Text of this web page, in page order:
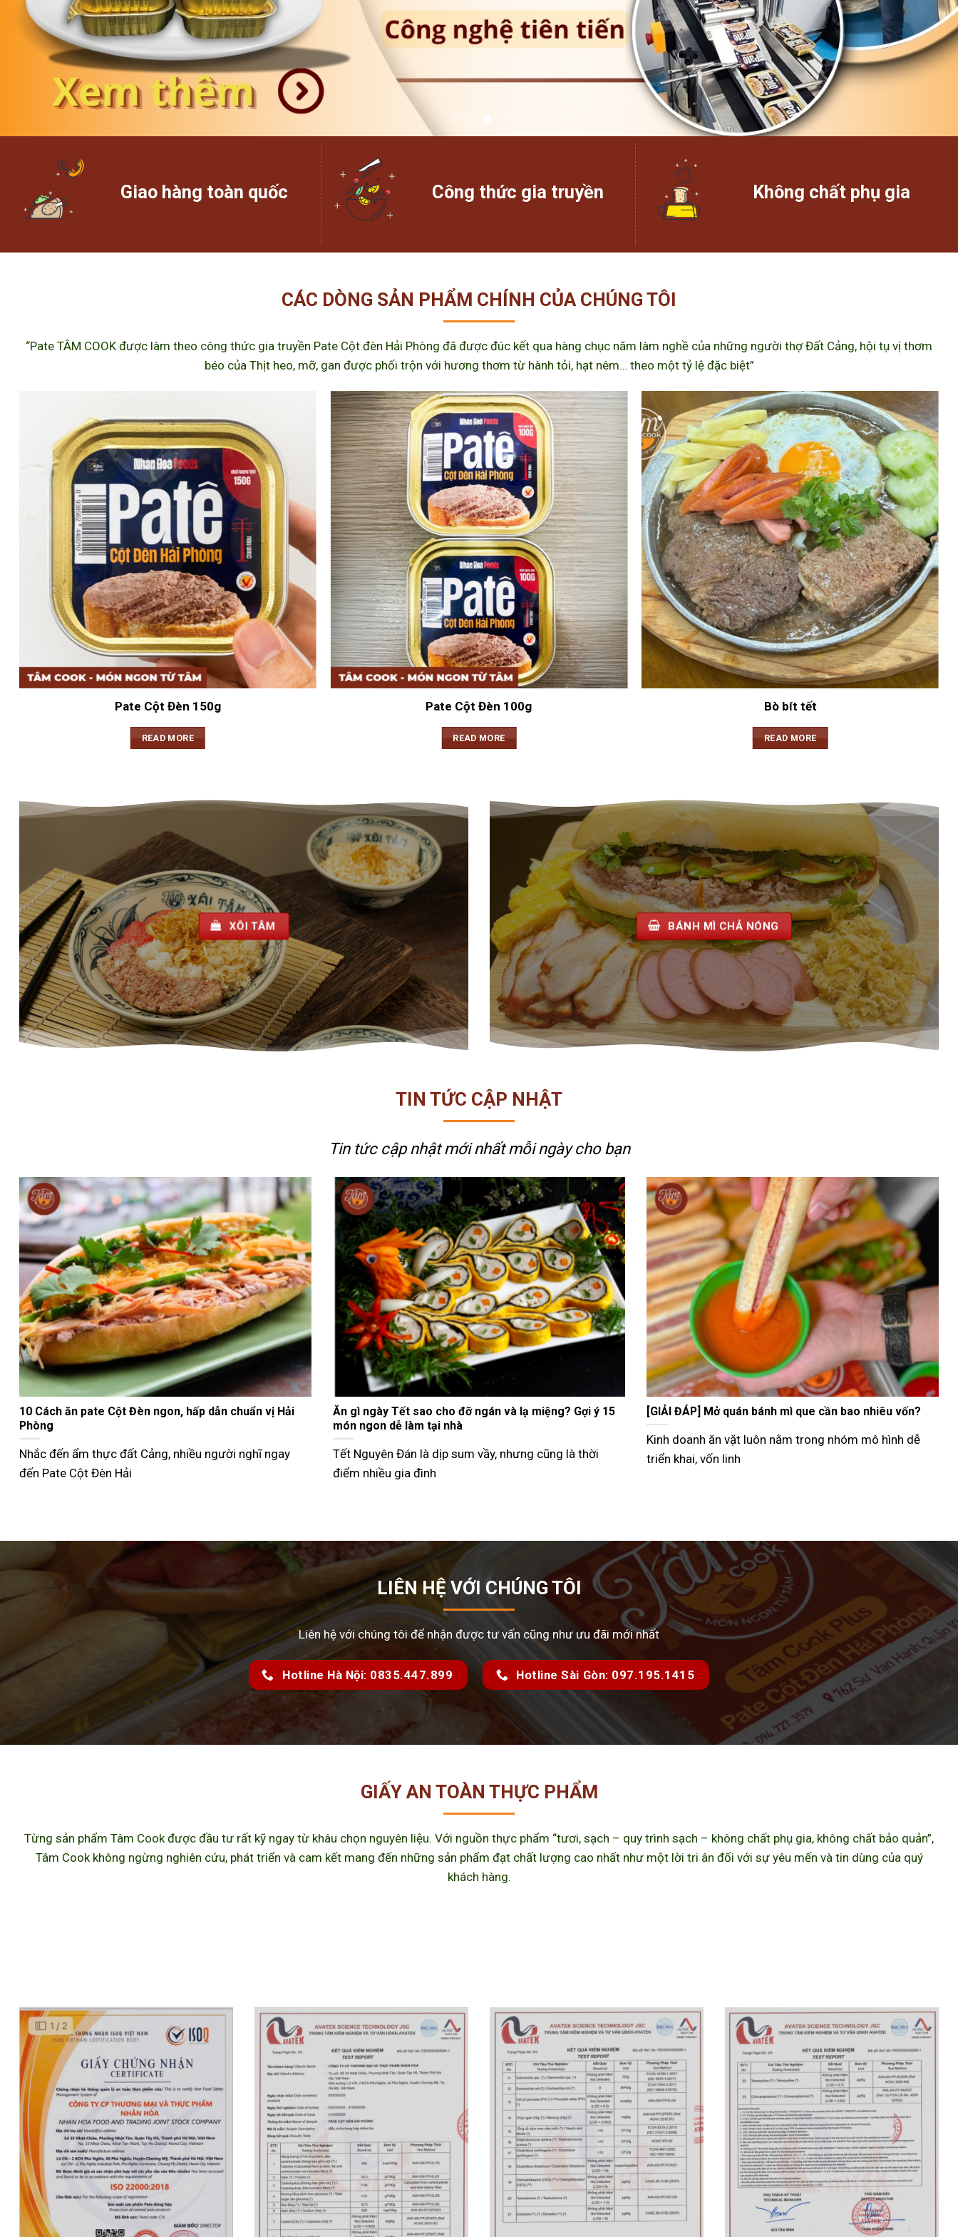
Giao hàng toàn quốc Công thức gia truyền Không chất phụ gia
CÁC DÒNG SẢN PHẨM CHÍNH CỦA CHÚNG TÔI
“Pate TÂM COOK được làm theo công thức gia truyền Pate Cột đèn Hải Phòng đã được đúc kết qua hàng chục năm làm nghề của những người thợ Đất Cảng, hội tụ vị thơm
béo của Thịt heo, mỡ, gan được phối trộn với hương thơm từ hành tỏi, hạt nêm… theo một tỷ lệ đặc biệt”
Pate Cột Đèn 150g
READ MORE
Pate Cột Đèn 100g
READ MORE
Bò bít tết
READ MORE
XÔI TÂM BÁNH MÌ CHẢ NÓNG
TIN TỨC CẬP NHẬT
Tin tức cập nhật mới nhấtmỗi ngày cho bạn
Nướng bánh mì que bằng nồi chiên không dầu giòn
ngon như ngoài tiệm
Không phải ai cũng biết cách nướng bánh mì que bằng
nồi chiên không dầu
Gợi ý các món đãi khách ngày Tết đầy đủ 3 miền
Tết Nguyên Đán không chỉ là dịp đoàn viên mà còn là
thời điểm các
Tư vấn bán bánh mì que vỉa hè từ A–Z hiệu quả nhất
Hiện nay, nhiều người lựa chọn mô hình bán bánh mì
que vỉa hè như
LIÊN HỆ VỚI CHÚNG TÔI
Liên hệ với chúng tôi để nhận được tư vấn cũng như ưu đãi mới nhất
Hotline Hà Nội: 0835.447.899 Hotline Sài Gòn: 097.195.1415
GIẤY AN TOÀN THỰC PHẨM
Từng sản phẩm Tâm Cook được đầu tư rất kỹ ngay từ khâu chọn nguyên liệu. Với nguồn thực phẩm “tươi, sạch – quy trình sạch – không chất phụ gia, không chất bảo quản”,
Tâm Cook không ngừng nghiên cứu, phát triển và cam kết mang đến những sản phẩm đạt chất lượng cao nhất như một lời tri ân đối với sự yêu mến và tin dùng của quý
khách hàng.